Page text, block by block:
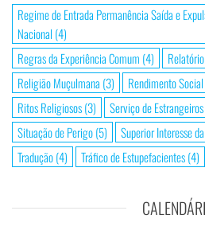
Regime de Entrada Permanência Saída e
Nacional (4)
Regras da Experiência Comum (4)
Religião Muçulmana (3) Rendimento
Ritos Religiosos(3) Serviço de
Situação de Perigo(5) Superior Interesse
Tradução(4) Tráfico de Estupefacientes(4)